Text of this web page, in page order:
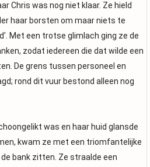
Chris was nog niet klaar. Ze hield
haar borsten om maar niets te
Met een trotse glimlach ging ze de
zodat iedereen die dat wilde een
De grens tussen personeel en
rond dit vuur bestond alleen nog
was en haar huid glansde
kwam ze met een triomfantelijke
bank zitten. Ze straalde een